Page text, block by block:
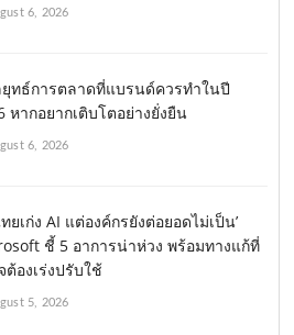
6, 2026
ยุทธ์การตลาดที่แบรนด์ควรทำในปี
หากอยากเติบโตอย่างยั่งยืน
6, 2026
ทยเก่ง AI แต่องค์กรยังต่อยอดไม่เป็น’
ชี้ 5 อาการน่าห่วง พร้อมทางแก้ที่
ต้องเร่งปรับใช้
5, 2026